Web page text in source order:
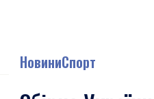
НовиниСпорт